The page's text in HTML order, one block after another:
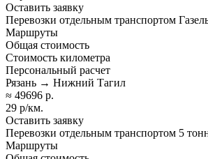
Оставить заявку
Перевозки отдельным транспортом
Маршруты
Общая стоимость
Стоимость километра
Персональный расчет
Рязань → Нижний Тагил
≈ 49696 р.
29 р/км.
Оставить заявку
Перевозки отдельным транспортом 5
Маршруты